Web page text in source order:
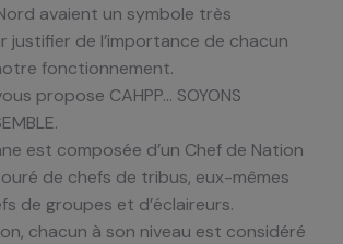
avaient un symbole très
de l’importance de chacun
fonctionnement.
propose CAHPP… SOYONS
est composée d’un Chef de Nation
de chefs de tribus, eux-mêmes
de groupes et d’éclaireurs.
chacun à son niveau est considéré